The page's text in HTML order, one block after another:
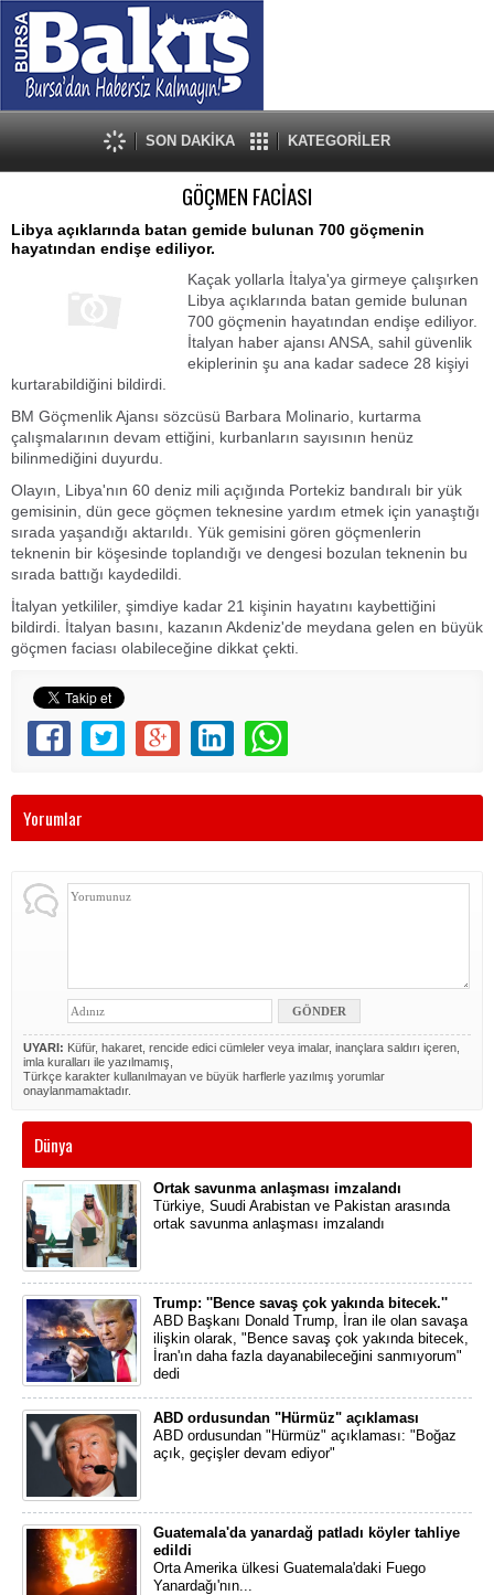
SON DAKİKA KATEGORİLER
GÖÇMEN FACİASI
Libya açıklarında batan gemide bulunan 700 göçmenin
hayatından endişe ediliyor.
Kaçak yollarla İtalya'ya girmeye çalışırken
Libya açıklarında batan gemide bulunan
700 göçmenin hayatından endişe ediliyor.
İtalyan haber ajansı ANSA, sahil güvenlik
ekiplerinin şu ana kadar sadece 28 kişiyi
kurtarabildiğini bildirdi.
BM Göçmenlik Ajansı sözcüsü Barbara Molinario, kurtarma
çalışmalarının devam ettiğini, kurbanların sayısının henüz
bilinmediğini duyurdu.
Olayın, Libya'nın 60 deniz mili açığında Portekiz bandıralı bir yük
gemisinin, dün gece göçmen teknesine yardım etmek için yanaştığı
sırada yaşandığı aktarıldı. Yük gemisini gören göçmenlerin
teknenin bir köşesinde toplandığı ve dengesi bozulan teknenin bu
sırada battığı kaydedildi.
İtalyan yetkililer, şimdiye kadar 21 kişinin hayatını kaybettiğini
bildirdi. İtalyan basını, kazanın Akdeniz'de meydana gelen en büyük
göçmen faciası olabileceğine dikkat çekti.
Yorumlar
UYARI: Küfür, hakaret, rencide edici cümleler veya imalar, inançlara saldırı içeren,
imla kuralları ile yazılmamış,
Türkçe karakter kullanılmayan ve büyük harflerle yazılmış yorumlar
onaylanmamaktadır.
Dünya
Ortak savunma anlaşması imzalandı
Türkiye, Suudi Arabistan ve Pakistan arasında
ortak savunma anlaşması imzalandı
Trump: ''Bence savaş çok yakında bitecek.''
ABD Başkanı Donald Trump, İran ile olan savaşa
ilişkin olarak, "Bence savaş çok yakında bitecek,
İran'ın daha fazla dayanabileceğini sanmıyorum"
dedi
ABD ordusundan "Hürmüz" açıklaması
ABD ordusundan "Hürmüz" açıklaması: "Boğaz
açık, geçişler devam ediyor"
Guatemala'da yanardağ patladı köyler tahliye
edildi
Orta Amerika ülkesi Guatemala'daki Fuego
Yanardağı'nın...